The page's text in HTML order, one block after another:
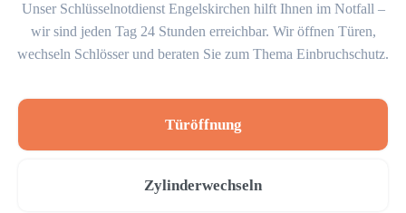
Unser Schlüsselnotdienst Engelskirchen hilft Ihnen im Notfall –
wir sind jeden Tag 24 Stunden erreichbar. Wir öffnen Türen,
wechseln Schlösser und beraten Sie zum Thema Einbruchschutz.
Türöffnung
Zylinderwechseln